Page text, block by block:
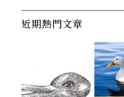
近期熱門文章